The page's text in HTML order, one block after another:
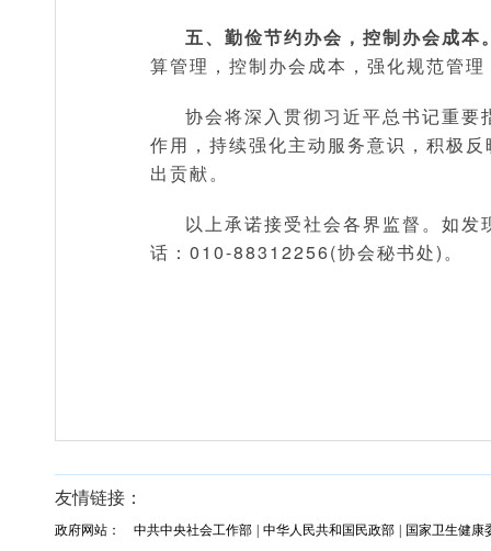
五、勤俭节约办会，控制办会成本
算管理，控制办会成本，强化规范管
协会将深入贯彻习近平总书记重
作用，持续强化主动服务意识，积极
出贡献。
以上承诺接受社会各界监督。如
话：010-88312256(协会秘书处)。
友情链接：
政府网站： 中共中央社会工作部 中华人民共和国民政部
国家卫生健康